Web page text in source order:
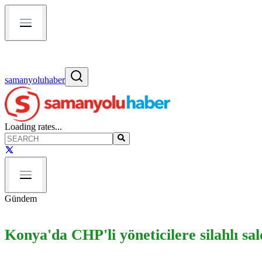
samanyoluhaber
Loading rates...
Gündem
Konya'da CHP'li yöneticilere silahlı